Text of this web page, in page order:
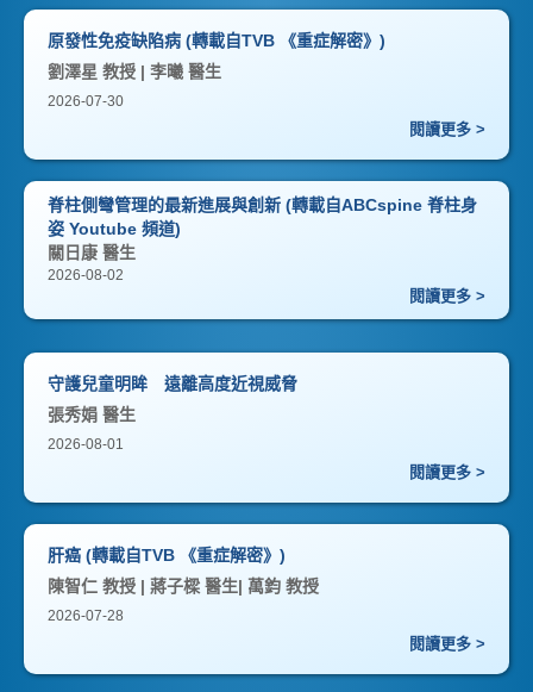
原發性免疫缺陷病 (轉載自TVB 《重症解密》)
劉澤星 教授 | 李曦 醫生
2026-07-30
閱讀更多 >
脊柱側彎管理的最新進展與創新 (轉載自ABCspine 脊柱身
姿 Youtube 頻道)
關日康 醫生
2026-08-02
閱讀更多 >
守護兒童明眸 遠離高度近視威脅
張秀娟 醫生
2026-08-01
閱讀更多 >
肝癌 (轉載自TVB 《重症解密》)
陳智仁 教授 | 蔣子樑 醫生| 萬鈞 教授
2026-07-28
閱讀更多 >